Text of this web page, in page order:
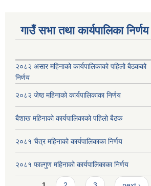
गाउँ सभा तथा कार्यपालिका निर्णय
२०८२ असार महिनाको कार्यपालिकाको पहिलो बैठकको
निर्णय
२०८२ जेष्ठ महिनाको कार्यपालिकाका निर्णय
बैशाख महिनाको कार्यपालिकाको पहिलो बैठक
२०८१ चैत्र महिनाको कार्यपालिकाका निर्णय
२०८१ फाल्गुण महिनाको कार्यपालिकाका निर्णय